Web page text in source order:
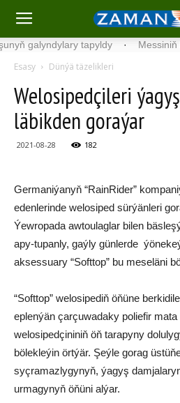
tapyldy · Messiniň
Esasy Dünýä täzelikleri
Welosipedçileri
läbikden goraýar
2021-08-28 182
Germaniýanyň “RainRider”
edenlerinde welosiped sürýänleri
Ýewropada awtoulaglar bilen
apy-tupanly, gaýly günlerde
aksessuary “Softtop” bu meseläni
“Softtop” welosipediň öňüne
eplenýän çarçuwadaky poliefir
welosipedçininiň öň tarapyny
bölekleýin örtýär. Şeýle gorag
syçramazlygynyň, ýagyş
urmagynyň öňüni alýar.